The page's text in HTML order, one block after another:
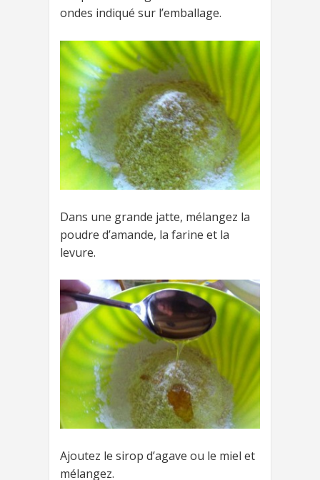
ondes indiqué sur l’emballage.
Dans une grande jatte, mélangez la
poudre d’amande, la farine et la
levure.
Ajoutez le sirop d’agave ou le miel et
mélangez.